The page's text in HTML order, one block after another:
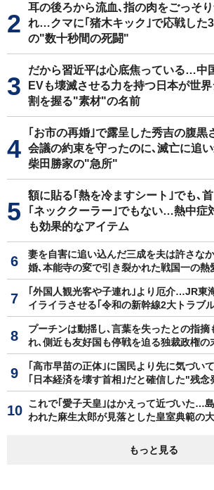
耳の後ろから流血､指の肉をごっそ
れ…クマに｢猪木キック｣で応戦した
の"数十秒間の死闘"
だから習近平は心底焦っている…中
EVも壊滅させる力を持つ日本が世
割を握る"素材"の名前
｢お市の再婚｣で露呈した秀吉の腹
会議の約束を守ったのに､滅亡に追
柴田勝家の"急所"
額に貼る｢熱を冷ますシート｣でも､
｢ネッククーラー｣でもない…熱中症
も効果的なアイテム
妻を自害に追い込んだ三成を夫は許さな
婚､本能寺の変で引き裂かれた戦国一の熱
｢外国人観光客や子連れ｣より厄介…JR東
イライラさせる｢令和の新幹線2大トラブ
プーチンは動揺し､言葉を失ったとの指
れ､側近も友好国も停戦を迫る独裁政権の
｢高市早苗の正体｣に国民より先に気づい
｢日本経済を壊す首相｣だと確信した"残念
これで｢愛子天皇｣はかえって近づいた…
われた麻生太郎が見落とした皇室典範の
もっと見る